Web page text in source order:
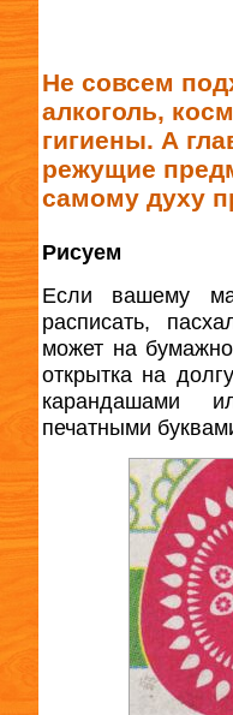
Не совсем
алкоголь,
гигиены. А
режущие
самому духу
Рисуем
Если вашему
расписать,
может на
открытка на
карандашами
печатными